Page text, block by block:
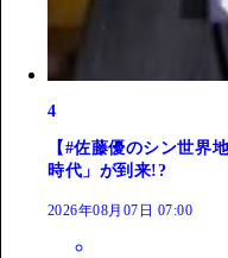
4
【#佐藤優のシン世界
時代」が到来!?
2026年08月07日 07:00